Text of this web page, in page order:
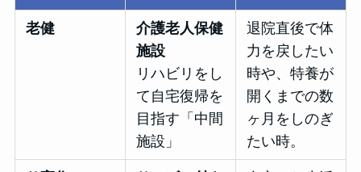
老健
介護老人保健
施設
リハビリをし
て自宅復帰を
目指す「中間
施設」
退院直後で体
力を戻したい
時や、特養が
開くまでの数
ヶ月をしのぎ
たい時。